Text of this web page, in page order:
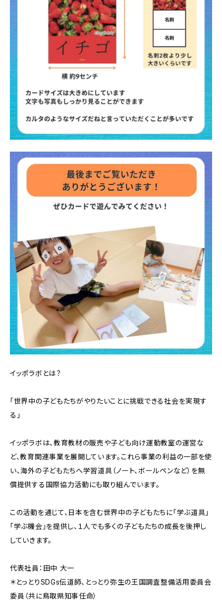
イッポラボとは？
「世界中の子どもたちがやりたいことに挑戦できる社会を実現す
る」
イッポラボは、教育教材の販売や子ども向け運動教室の運営な
ど、教育関連事業を展開しています。これら事業の利益の一部を使
い、海外の子どもたちへ学習道具（ノート、ボールペンなど）を無
償提供する国際協力活動にも取り組んでいます。
この活動を通じて、日本を含む世界中の子どもたちに「学ぶ道具」
「学ぶ機会」を提供し、１人でも多くの子どもたちの成長を後押し
していきます。
代表社員：田中 大一
＊とっとりSDGs伝道師、とっとり弥生の王国調査整備活用委員会
委員（共に鳥取県知事任命）